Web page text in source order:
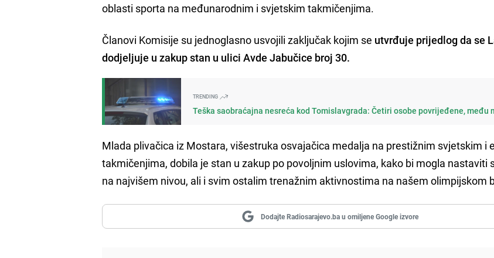
oblasti sporta na međunarodnim i svjetskim takmičenjima.
Članovi Komisije su jednoglasno usvojili zaključak kojim se utvrđuje prijedlog da se
dodjeljuje u zakup stan u ulici Avde Jabučice broj 30.
TRENDING
Teška saobraćajna nesreća kod Tomislavgrada: Četiri osobe povrijeđene, među
Mlada plivačica iz Mostara, višestruka osvajačica medalja na prestižnim svjetskim i
takmičenjima, dobila je stan u zakup po povoljnim uslovima, kako bi mogla nastaviti
na najvišem nivou, ali i svim ostalim trenažnim aktivnostima na našem olimpijskom
Dodajte Radiosarajevo.ba u omiljene Google izvore